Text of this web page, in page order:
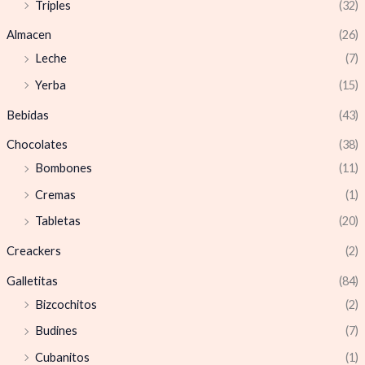
Triples
(32)
Almacen
(26)
Leche
(7)
Yerba
(15)
Bebidas (43)
Chocolates
(38)
Bombones
(11)
Cremas
(1)
Tabletas
(20)
Creackers (2)
Galletitas
(84)
Bizcochitos
(2)
Budines
(7)
Cubanitos
(1)